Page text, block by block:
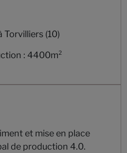
Torvilliers (10)
: 4400m²
et mise en place
de production 4.0.